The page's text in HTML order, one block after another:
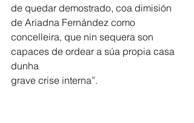
de quedar demostrado, coa dimisión
de Ariadna Fernández como
concelleira, que nin sequera son
capaces de ordear a súa propia casa
dunha
grave crise interna”.